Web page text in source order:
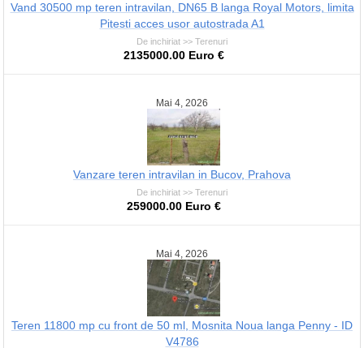
Vand 30500 mp teren intravilan, DN65 B langa Royal Motors, limita
Pitesti acces usor autostrada A1
De inchiriat >> Terenuri
2135000.00 Euro €
Mai 4, 2026
Vanzare teren intravilan in Bucov, Prahova
De inchiriat >> Terenuri
259000.00 Euro €
Mai 4, 2026
Teren 11800 mp cu front de 50 ml, Mosnita Noua langa Penny - ID
V4786